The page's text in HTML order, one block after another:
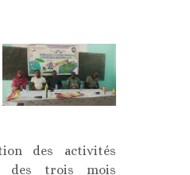
des activités
des trois mois